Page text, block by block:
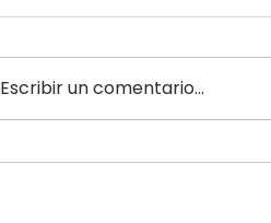
Escribir un comentario...